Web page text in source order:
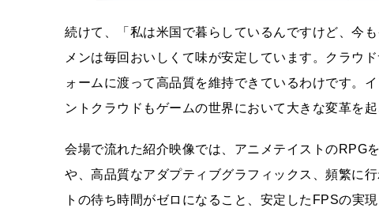
続けて、「私は米国で暮らしているんですけど、今
メンは毎回おいしくて味が安定しています。クラウ
ォームに渡って高品質を維持できているわけです。
ントクラウドもゲームの世界において大きな変革を
会場で流れた紹介映像では、アニメテイストのRPG
や、高品質なアダプティブグラフィックス、頻繁に
トの待ち時間がゼロになること、安定したFPSの実